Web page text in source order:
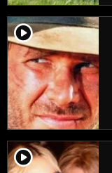
player2
player2